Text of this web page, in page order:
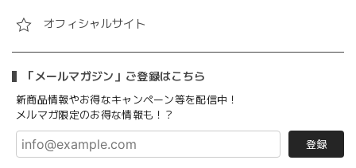
オフィシャルサイト
「メールマガジン」ご登録はこちら
新商品情報やお得なキャンペーン等を配信中！
メルマガ限定のお得な情報も！？
登録